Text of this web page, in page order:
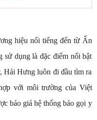
hiệu nổi tiếng đến từ Ấn
sử dụng là đặc điểm nổi bật
Hải Hưng luôn đi đầu tìm ra
với môi trường của Việt
báo giá hệ thống báo gọi y